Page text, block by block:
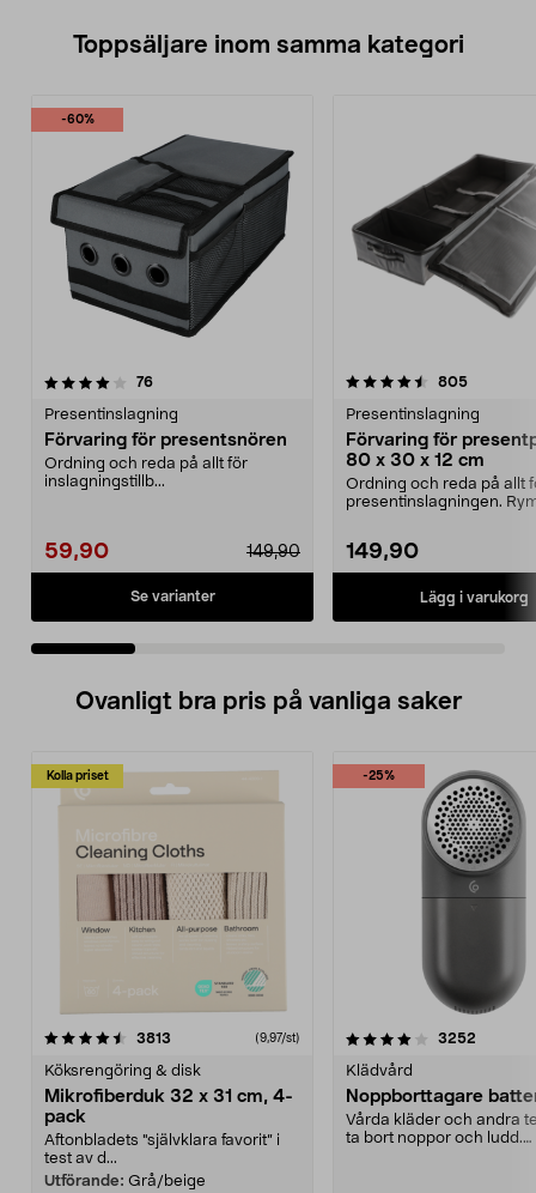
Toppsäljare inom samma kategori
-60%
76recensioner
Presentinslagning
Förvaring för presentsnören
Ordning och reda på allt för
inslagningstillb...
59,90 149,90
Se varianter
4.5 av 5 stjärnor 805
Presentinslagning
Förvaring för
80 x 30 x 12 cm
Ordning och reda på allt
presentinslagningen.
149,90
Lägg i varukorg
4.5 av 5 stjärnor
Ovanligt bra pris på vanliga saker
Kolla priset
3813 (9,97/st)
Köksrengöring & disk
Mikrofiberduk 32 x 31 cm, 4-
pack
Aftonbladets "självklara favorit” i
test av d...
Utförande: Grå/beige
-25%
4.0av 5 stjärnor 3252
Klädvård
Noppborttagare
Vårda kläder och andra
ta bort noppor och ludd.
4.5av 5 stjärnor